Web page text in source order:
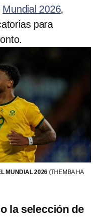
Mundial 2026,
para
MUNDIAL 2026 (THEMBA HA
la selección de